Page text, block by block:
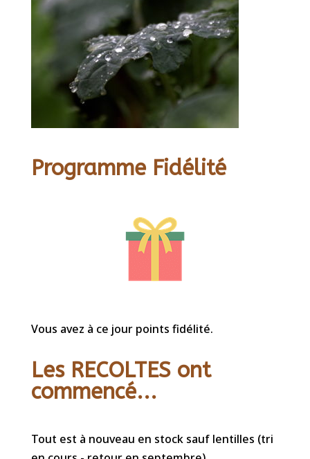
Programme Fidélité
Vous avez à ce jour points fidélité.
Les RECOLTES ont
commencé...
Tout est à nouveau en stock sauf lentilles (tri